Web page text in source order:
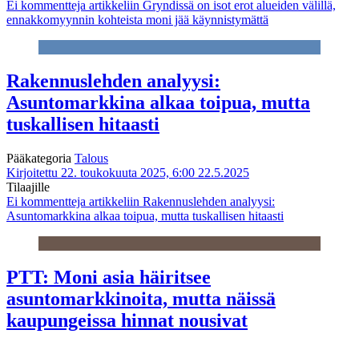
Ei kommentteja artikkeliin Gryndissä on isot erot alueiden välillä,
ennakkomyynnin kohteista moni jää käynnistymättä
Rakennuslehden analyysi:
Asuntomarkkina alkaa toipua, mutta
tuskallisen hitaasti
Pääkategoria Talous
Kirjoitettu 22. toukokuuta 2025, 6:00 22.5.2025
Tilaajille
Ei kommentteja artikkeliin Rakennuslehden analyysi:
Asuntomarkkina alkaa toipua, mutta tuskallisen hitaasti
PTT: Moni asia häiritsee
asuntomarkkinoita, mutta näissä
kaupungeissa hinnat nousivat